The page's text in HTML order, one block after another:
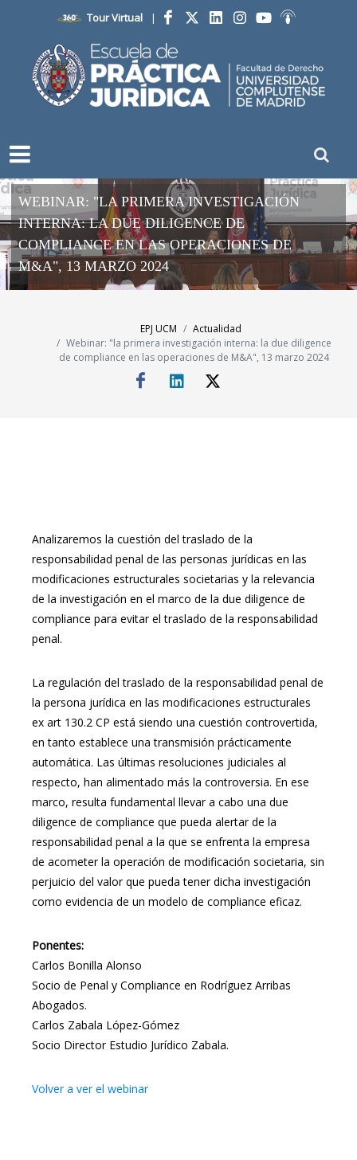
Tour Virtual |
Facebook
WEBINAR: "LA PRIMERA INVESTIGACIÓN
INTERNA: LA DUE DILIGENCE DE
COMPLIANCE EN LAS OPERACIONES DE
M&A", 13 MARZO 2024
EPJ UCM
Actualidad
Webinar: "la primera investigación interna: la due diligence
de compliance en las operaciones de M&A", 13 marzo 2024
Analizaremos la cuestión del traslado de la
responsabilidad penal de las personas jurídicas en las
modificaciones estructurales societarias y la relevancia
de la investigación en el marco de la due diligence de
compliance para evitar el traslado de la responsabilidad
penal.
La regulación del traslado de la responsabilidad penal de
la persona jurídica en las modificaciones estructurales
ex art 130.2 CP está siendo una cuestión controvertida,
en tanto establece una transmisión prácticamente
automática. Las últimas resoluciones judiciales al
respecto, han alimentado más la controversia. En ese
marco, resulta fundamental llevar a cabo una due
diligence de compliance que pueda alertar de la
responsabilidad penal a la que se enfrenta la empresa
de acometer la operación de modificación societaria, sin
perjuicio del valor que pueda tener dicha investigación
como evidencia de un modelo de compliance eficaz.
Ponentes:
Carlos Bonilla Alonso
Socio de Penal y Compliance en Rodríguez Arribas
Abogados.
Carlos Zabala López-Gómez
Socio Director Estudio Jurídico Zabala.
Volver a ver el webinar